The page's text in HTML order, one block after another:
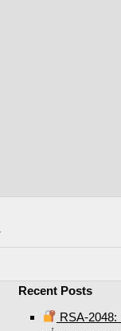
Recent Posts
RSA-